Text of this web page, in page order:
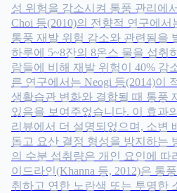
성 위험을 감소시켜 통풍 관리에
Choi 등(2010)의 전향적 연구에서
통풍 재발 위험 감소와 관련됨을
하루에 5~8잔의 8온스 물을 섭취
람들에 비해 재발 위험이 40% 감
른 연구에서는 Neogi 등(2014)이
생활습관 변화와 결합될 때 통풍
있음을 보여주었습니다. 이 효과
리뷰에서 더 설명되었으며, 소변
돕고 요산 결정 형성을 방지하는
의 수분 섭취량은 개인 요인에 따
이드라인(Khanna 등, 2012)은 통
취하고 연한 노란색 또는 투명한